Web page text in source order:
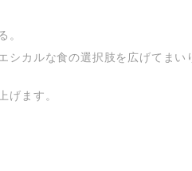
。
シカルな食の選択肢を広げてまい
げます。